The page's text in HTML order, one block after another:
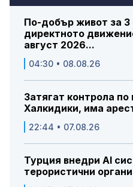
По-добър живот за 3
директното
август 2026...
04:30 • 08.08.26
Затягат контрола
Халкидики, има
22:44 • 07.08.26
Турция внедри AI
терористични